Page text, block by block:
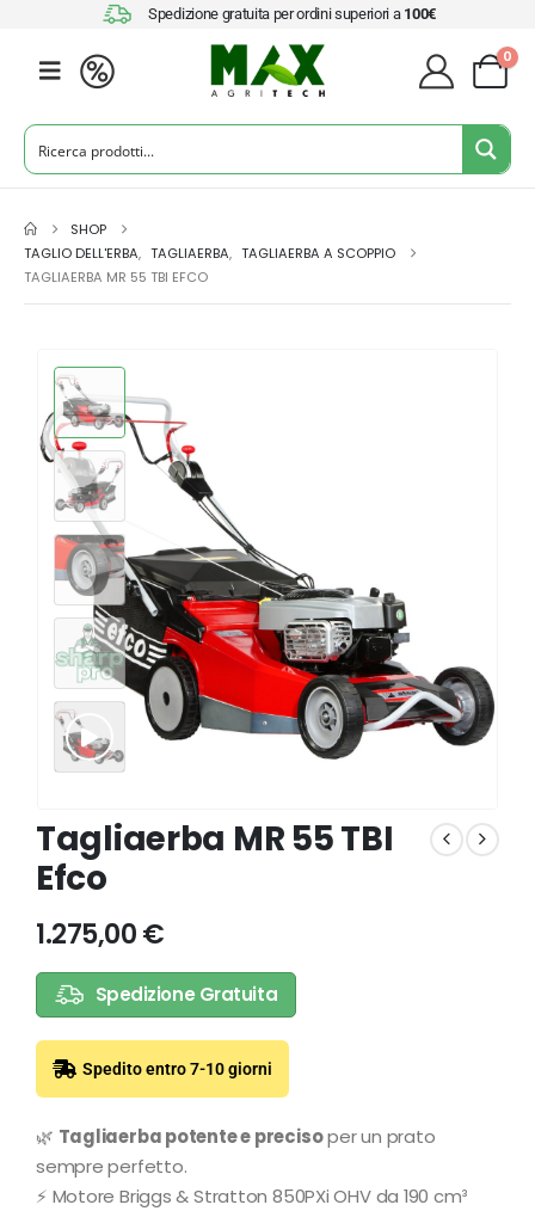
Spedizione gratuita per ordini superiori a 100€
0
SHOP
TAGLIO DELL'ERBA, TAGLIAERBA, TAGLIAERBA A SCOPPIO
TAGLIAERBA MR 55 TBI EFCO
Tagliaerba MR 55 TBI
Efco
1.275,00€
Spedizione Gratuita
Spedito entro 7-10 giorni
🌿 Tagliaerba potente e precisoper un prato
sempre perfetto.
⚡ Motore Briggs & Stratton 850PXi OHV da 190 cm³